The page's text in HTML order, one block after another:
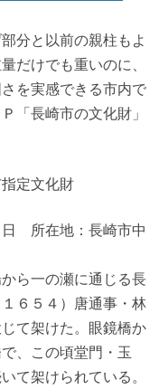
分と以前の親柱もよ
だけでも重いのに、
を実感できる市内で
「長崎市の文化財」
文化財
日 所在地：長崎市中
ら一の瀬に通じる長
６５４）唐通事・林
て架けた。眼鏡橋か
、この頃堂門・玉
て架けられている。